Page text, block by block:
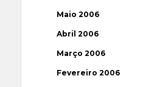
Maio 2006
Abril 2006
Março 2006
Fevereiro 2006